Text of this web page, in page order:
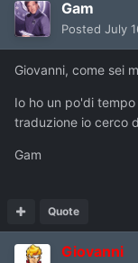
Gam
Posted July
Giovanni, come sei
Io ho un po'di
traduzione io cerco
Gam
Quote
Giovanni